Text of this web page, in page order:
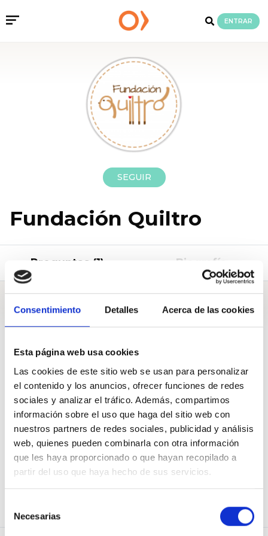
Consentimiento Detalles Acerca de las cookies
Esta página web usa cookies
Las cookies de este sitio web se usan para personalizar
el contenido y los anuncios, ofrecer funciones de redes
sociales y analizar el tráfico. Además, compartimos
información sobre el uso que haga del sitio web con
nuestros partners de redes sociales, publicidad y análisis
web, quienes pueden combinarla con otra información
que les haya proporcionado o que hayan recopilado a
partir del uso que haya hecho de sus servicios.
Necesarias
ENTRAR
SEGUIR
Fundación Quiltro
Preguntas (1) Biografía
Preguntas
A Cámara de Diputadas y Diputados de Chile
¿Cuándo se modificará la Ley de Donaciones para que las
empresas privadas puedan donar con beneficio tributario a las
ONG que promueven la tenencia responsable?
Pregunta deFundación Quiltro
31 Mar. 2021
126 Apoyos de 750